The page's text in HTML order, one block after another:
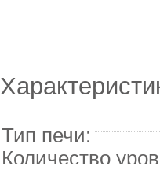
Тип печи:
Количество